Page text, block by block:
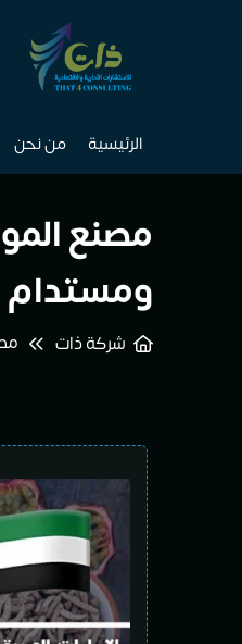
الرئيسية من نحن
مصنع
ومستدام
شركة ذات